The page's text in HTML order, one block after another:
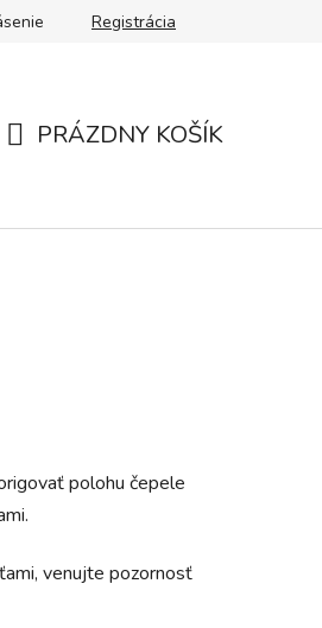
skladovanie Vaše hodnotenia
Registrácia
KOŠÍK
PRÁZDNY KOŠÍK
polohu čepele
venujte pozornosť